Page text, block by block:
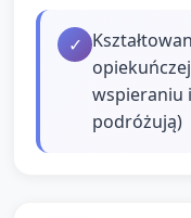
✓
wspieraniu
podróżują)